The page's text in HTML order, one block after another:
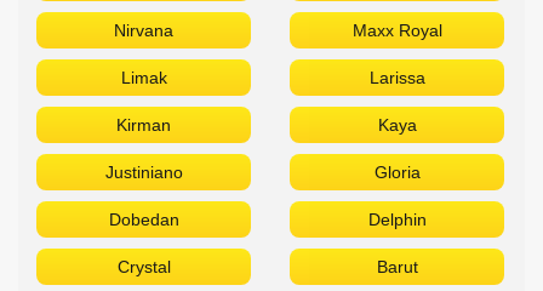
Nirvana Maxx Royal
Limak Larissa
Kirman Kaya
Justiniano Gloria
Dobedan Delphin
Crystal Barut